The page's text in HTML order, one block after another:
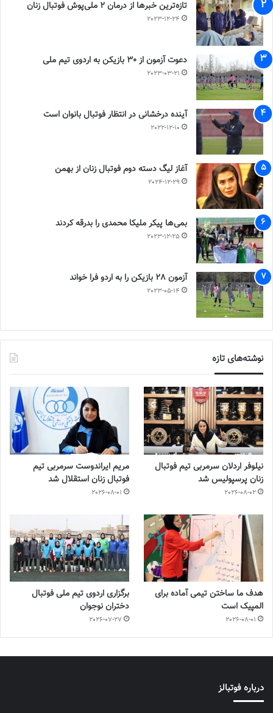
تازه‌ترین خبرها از درمان ۲ ملی‌پوش فوتبال زنان
2023-12-24
دعوت آزمون از 30 بازیکن به اردوی تیم ملی
2023-03-21
آینده درخشانی در انتظار فوتبال بانوان است
2022-12-10
آغاز لیگ دسته دوم فوتبال زنان از بهمن
2024-12-29
بمی‌ها پیکر ملیکا محمدی را بدرقه کردند
2023-12-25
آزمون 28 بازیکن را به اردو فرا خواند
2023-05-14
نوشته‌های تازه
نیلوفر اردلان سرمربی تیم فوتبال
زنان پرسپولیس شد
2026-08-02
مریم ایراندوست سرمربی تیم
فوتبال زنان استقلال شد
2026-08-01
هدف ما ساختن تیمی آماده برای
المپیک است
2026-08-01
برگزاری اردوی تیم ملی فوتبال
دختران نوجوان
2026-07-27
درباره فوتبالز